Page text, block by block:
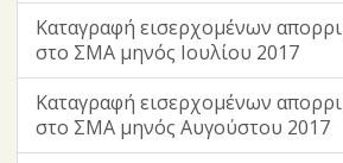
Καταγραφή εισερχομένων
στο ΣΜΑ μηνός Ιουλίου 2017
Καταγραφή εισερχομένων
στο ΣΜΑ μηνός Αυγούστου 2017